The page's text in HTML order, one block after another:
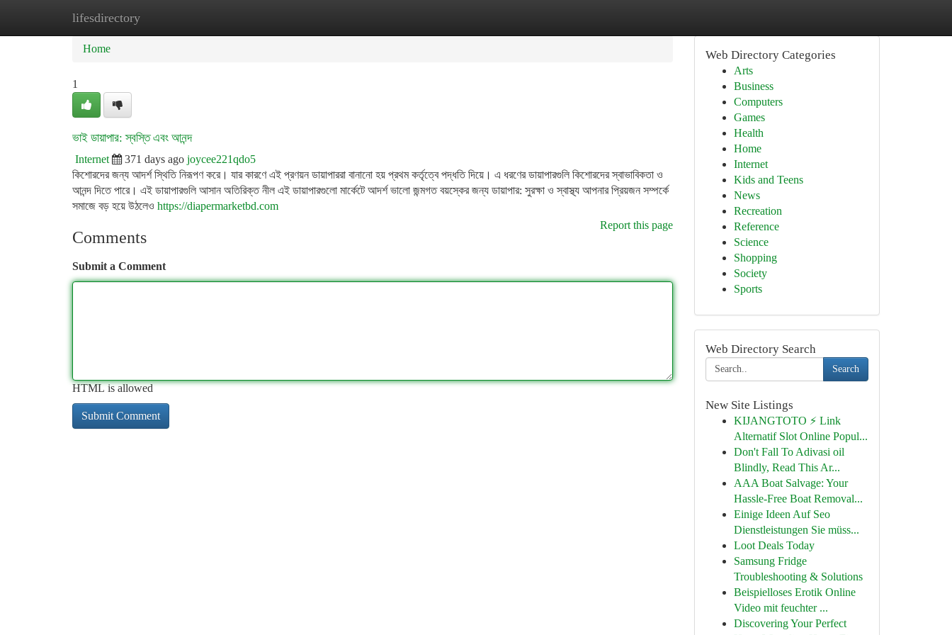
lifesdirectory
Home
Home
1
ভাই ডায়াপার: স্বস্তি এবং আনন্দ
Internet 371 days ago joycee221qdo5
কিশোরদের জন্য আদর্শ স্থিতি নিরূপণ করে। যার কারণে এই প্রণয়ন ডায়াপাররা বানানো হয় প্রথম কর্তৃত্বে পদ্ধতি দিয়ে। এ ধরণের ডায়াপারগুলি কিশোরদের স্বাভাবিকতা ও
আনন্দ দিতে পারে। এই ডায়াপারগুলি আসান অতিরিক্ত নীল এই ডায়াপারগুলো মার্কেটে আদর্শ ভালো জন্মগত বয়স্কের জন্য ডায়াপার: সুরক্ষা ও স্বাস্থ্য আপনার প্রিয়জন সম্পর্কে
সমাজে বড় হয়ে উঠলেও https://diapermarketbd.com
Report this page
Comments
Submit a Comment
HTML is allowed
Web Directory Categories
Arts
Business
Computers
Games
Health
Home
Internet
Kids and Teens
News
Recreation
Reference
Science
Shopping
Society
Sports
Web Directory Search
Search
New Site Listings
KIJANGTOTO ⚡ Link
Alternatif Slot Online Popul...
Don't Fall To Adivasi oil
Blindly, Read This Ar...
AAA Boat Salvage: Your
Hassle-Free Boat Removal...
Einige Ideen Auf Seo
Dienstleistungen Sie müss...
Loot Deals Today
Samsung Fridge
Troubleshooting & Solutions
Beispielloses Erotik Online
Video mit feuchter ...
Discovering Your Perfect